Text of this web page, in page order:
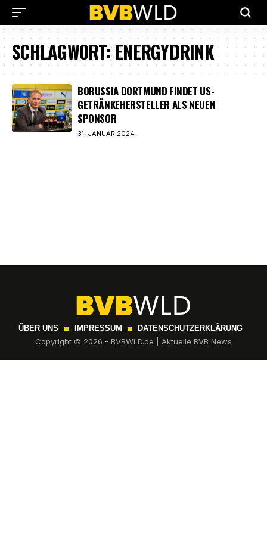
SCHLAGWORT:ENERGYDRINK
BORUSSIA DORTMUND FINDET US-
GETRÄNKEHERSTELLER ALS NEUEN
SPONSOR
31. JANUAR 2024
ÜBER UNS IMPRESSUM DATENSCHUTZERKLÄRUNG
Copyright © 2026 - BVBWLD.de | Aktuelle BVB News